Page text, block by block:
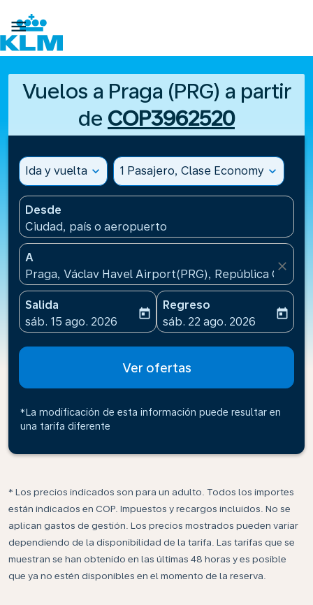

Vuelos a Praga (PRG) a partir
de COP3962520
Ida y vuelta expand_more 1 Pasajero, Clase Economy expand_more
Desde
Ciudad, país o aeropuerto
A
Praga, Václav Havel Airport(PRG), República Checa
close
Salida
fc-booking-departure-date-aria-label
sáb. 15 ago. 2026
today
Regreso
fc-booking-return-date-
sáb. 22 ago. 2026
today
Ver ofertas
*La modificación de esta información puede resultar en
una tarifa diferente
* Los precios indicados son para un adulto. Todos los importes
están indicados en COP. Impuestos y recargos incluidos. No se
aplican gastos de gestión. Los precios mostrados pueden variar
dependiendo de la disponibilidad de la tarifa. Las tarifas que se
muestran se han obtenido en las últimas 48 horas y es posible
que ya no estén disponibles en el momento de la reserva.